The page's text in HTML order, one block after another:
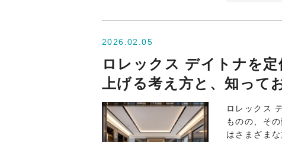
2026.02.05
ロレックス デイトナを
上げる考え方と、知って
ロレックス
ものの、そ
はさまざま